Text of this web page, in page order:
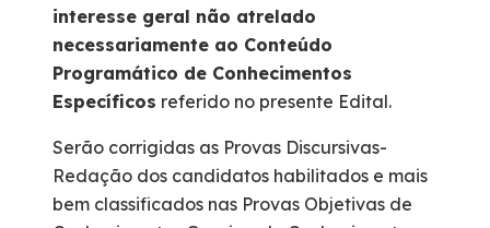
interesse geral não atrelado
necessariamente ao Conteúdo
Programático de Conhecimentos
Específicos referido no presente Edital.
Serão corrigidas as Provas Discursivas-
Redação dos candidatos habilitados e mais
bem classificados nas Provas Objetivas de